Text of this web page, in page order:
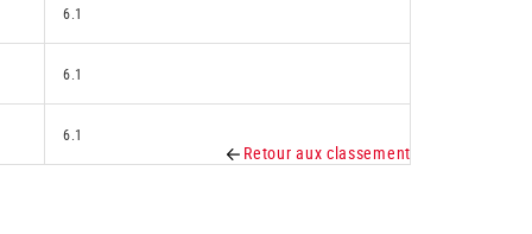
6.1
6.1
6.1
Retour aux classement